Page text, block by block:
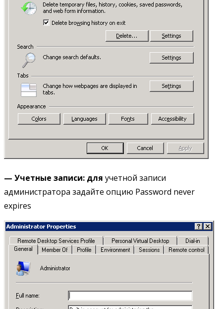
— Учетные записи: для учетной записи
администратора задайте опцию Password never
expires